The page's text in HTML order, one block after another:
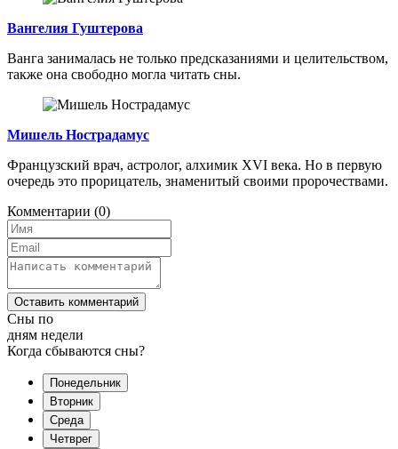
Вангелия Гуштерова
Ванга занималась не только предсказаниями и целительством,
также она свободно могла читать сны.
Мишель Нострадамус
Французский врач, астролог, алхимик XVI века. Но в первую
очередь это прорицатель, знаменитый своими пророчествами.
Комментарии (0)
Оставить комментарий
Сны по
дням недели
Когда сбываются сны?
Понедельник
Вторник
Среда
Четврег